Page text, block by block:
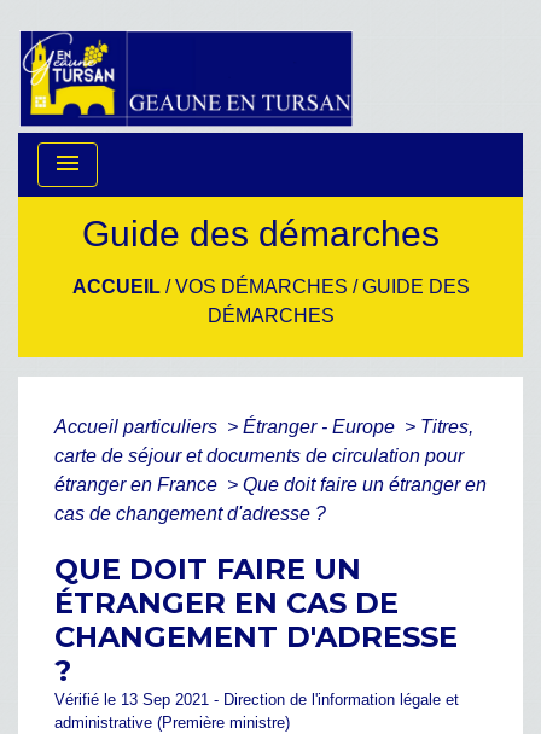
menu
Guide des démarches
ACCUEIL/VOS DÉMARCHES /GUIDE DES
DÉMARCHES
Accueil particuliers > Étranger - Europe > Titres,
carte de séjour et documents de circulation pour
étranger en France > Que doit faire un étranger en
cas de changement d'adresse ?
QUE DOIT FAIRE UN
ÉTRANGER EN CAS DE
CHANGEMENT D'ADRESSE
?
Vérifié le 13 Sep 2021 - Direction de l'information légale et
administrative (Première ministre)